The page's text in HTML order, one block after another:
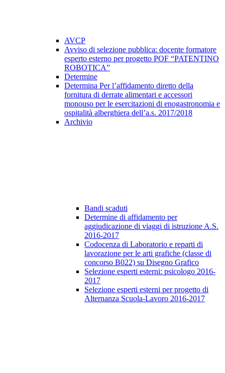
AVCP
Avviso di selezione pubblica: docente formatore
esperto esterno per progetto POF “PATENTINO
ROBOTICA”
Determine
Determina Per l’affidamento diretto della
fornitura di derrate alimentari e accessori
monouso per le esercitazioni di enogastronomia e
ospitalità alberghiera dell’a.s. 2017/2018
Archivio
Bandi scaduti
Determine di affidamento per
aggiudicazione di viaggi di istruzione A.S.
2016-2017
Codocenza di Laboratorio e reparti di
lavorazione per le arti grafiche (classe di
concorso B022) su Disegno Grafico
Selezione esperti esterni: psicologo 2016-
2017
Selezione esperti esterni per progetto di
Alternanza Scuola-Lavoro 2016-2017